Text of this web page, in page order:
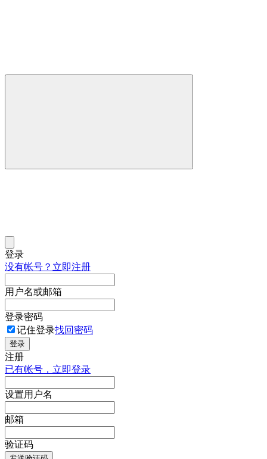
登录
没有帐号？立即注册
用户名或邮箱
登录密码
记住登录找回密码
登录
注册
已有帐号，立即登录
设置用户名
邮箱
验证码